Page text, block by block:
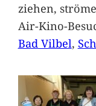
ziehen,
Air-Kino-
Bad Vilbel,